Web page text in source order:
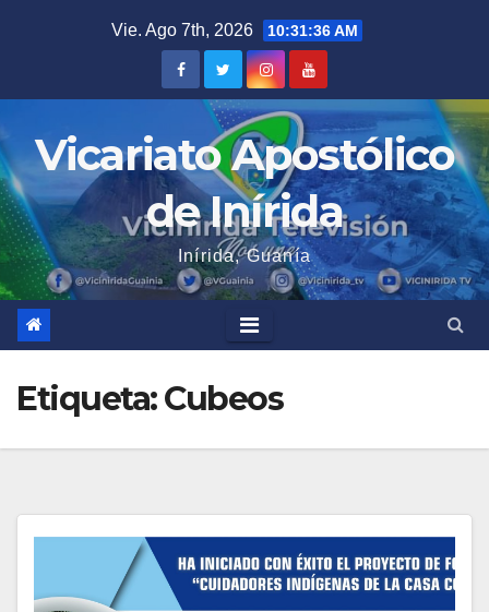
Vie. Ago 7th, 2026 10:31:37 AM
Vicariato Apostólico
de Inírida
Inírida, Guanía
Etiqueta:Cubeos